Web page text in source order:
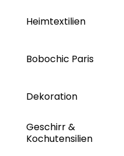
Heimtextilien
Bobochic Paris
Dekoration
Geschirr &
Kochutensilien